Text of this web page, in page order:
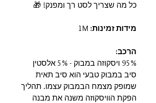
כל מה שצריך לסט רך ומפנק! 🎁
מידות זמינות:
הרכב:
95% ויסקוזה במבוק - 5% אלסטין
סיב במבוק טבעי הוא סיב תאית
שמופק מצמח הבמבוק עצמו. תהליך
הפקת הוויסקוזה משנה את מבנה